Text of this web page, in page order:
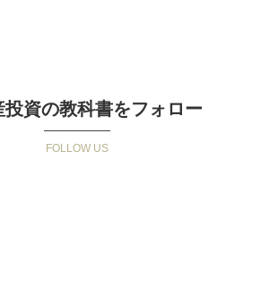
投資の教科書をフォロー